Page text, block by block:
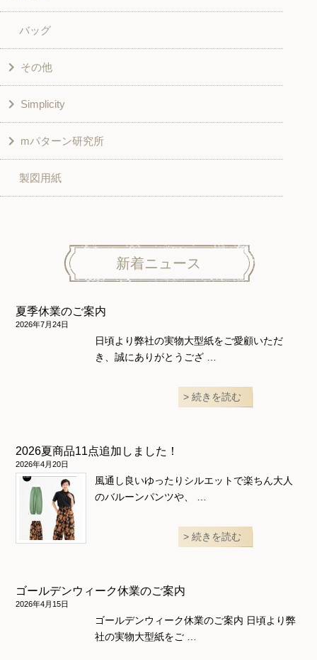
スカート・パンツ
和風衣類
入園入学グッズ
その他
シャツ・ブラウス
チュニック
ワンピース
ベスト・ジャケット・コート
スカート
ニット地専用
和風衣類
バッグ
その他
学校家庭科教材用
その他
Simplicity
こども＆ベビー
ボトムス
ワンピース＆スーツ
ウェディング・コスチューム
mパターン研究所
子供服
ワンピース
スカート・パンツ
製図用紙
新着ニュース
夏季休業のご案内
2026年7月24日
日頃より弊社の実物大型紙をご愛顧いただ
き、誠にありがとうござ …
続きを読む
2026夏商品11点追加しました！
2026年4月20日
風通し良いゆったりシルエットで楽ちん大人
のバルーンパンツや、 …
続きを読む
ゴールデンウィーク休業のご案内
2026年4月15日
ゴールデンウィーク休業のご案内 日頃より弊
社の実物大型紙をご …